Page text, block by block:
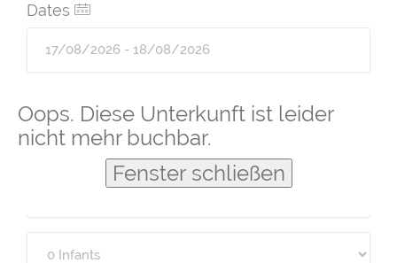
Oops. Diese Unterkunft ist leider
nicht mehr buchbar.
Fenster schließen
Dates